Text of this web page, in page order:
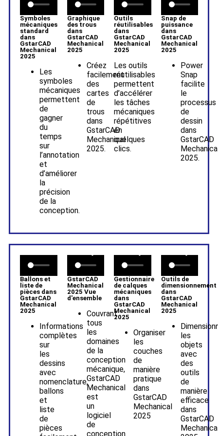
Symboles
mécaniques
standard
dans
GstarCAD
Mechanical
2025
Les
symboles
mécaniques
permettent
de
gagner
du
temps
sur
l’annotation
et
d’améliorer
la
précision
de la
conception.
Graphique
des trous
dans
GstarCAD
Mechanical
2025
Créez
facilement
des
cartes
de
trous
dans
GstarCAD
Mechanical
2025.
Outils
réutilisables
dans
GstarCAD
Mechanical
2025
Les outils
réutilisables
permettent
d’accélérer
les tâches
mécaniques
répétitives
en
quelques
clics.
Snap de
puissance
dans
GstarCAD
Mechanical
2025
Power
Snap
facilite
le
processus
de
dessin
dans
GstarCAD
2025.
Ballons et
liste de
pièces dans
GstarCAD
Mechanical
2025
Informations
complètes
sur
les
dessins
avec
nomenclature,
ballons
et
liste
de
pièces
GstarCAD
Mechanical
2025 Vue
d'ensemble
Couvrant
tous
les
domaines
de la
conception
mécanique,
GstarCAD
Mechanical
est
un
logiciel
de
conception
Gestionnaire
de calques
mécaniques
dans
GstarCAD
Mechanical
2025
Organiser
les
couches
de
manière
pratique
dans
GstarCAD
Mechanical
2025
Outils de
dimensionnement
dans
GstarCAD
Mechanical
2025
les
objets
avec
des
outils
de
manière
efficace
dans
GstarCAD